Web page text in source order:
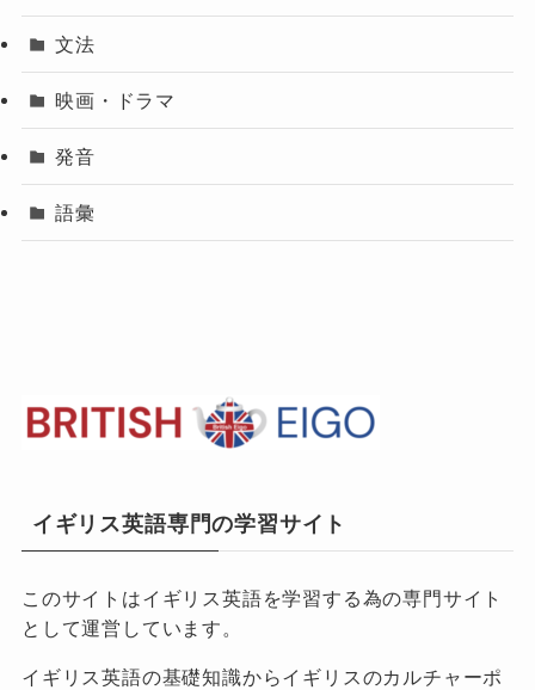
文法
映画・ドラマ
発音
語彙
イギリス英語専門の学習サイト
このサイトはイギリス英語を学習する為の専門サイト
として運営しています。
イギリス英語の基礎知識からイギリスのカルチャーポ